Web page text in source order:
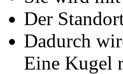
Der
Dadurch
Eine Kugel